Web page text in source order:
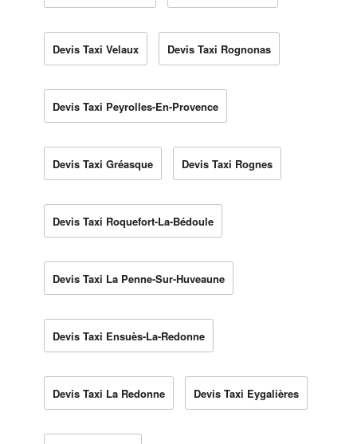
Devis Taxi Velaux Devis Taxi Rognonas
Devis Taxi Peyrolles-En-Provence
Devis Taxi Gréasque Devis Taxi Rognes
Devis Taxi Roquefort-La-Bédoule
Devis Taxi La Penne-Sur-Huveaune
Devis Taxi Ensuès-La-Redonne
Devis Taxi La Redonne Devis Taxi Eygalières